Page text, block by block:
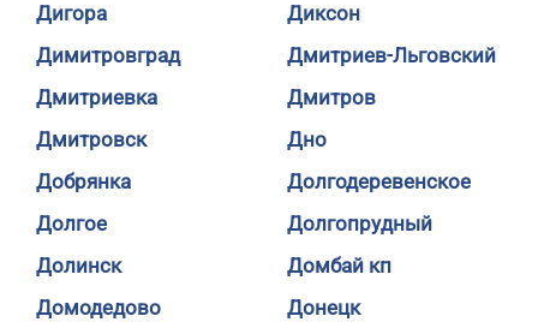
Дигора
Диксон
Димитровград
Дмитриев-Льговский
Дмитриевка
Дмитров
Дмитровск
Дно
Добрянка
Долгодеревенское
Долгое
Долгопрудный
Долинск
Домбай кп
Домодедово
Донецк